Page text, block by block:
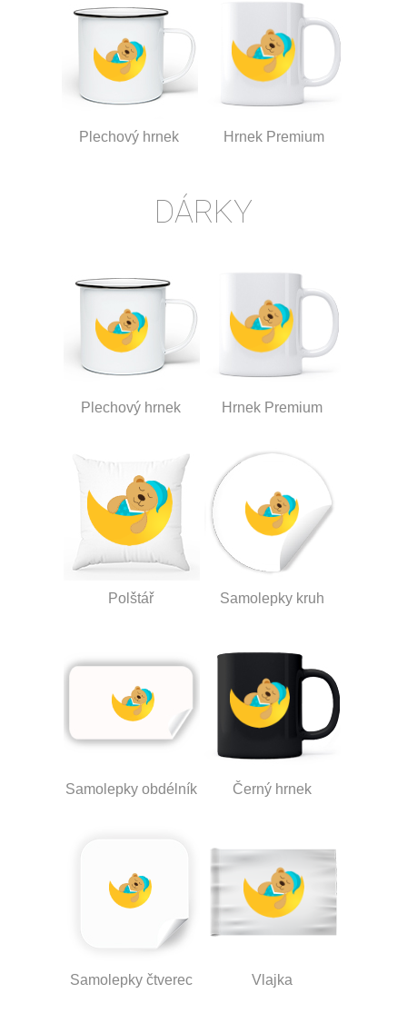
Plechový hrnek Hrnek Premium
DÁRKY
Plechový hrnek Hrnek Premium
Polštář Samolepky kruh
Samolepky obdélník Černý hrnek
Samolepky čtverec Vlajka